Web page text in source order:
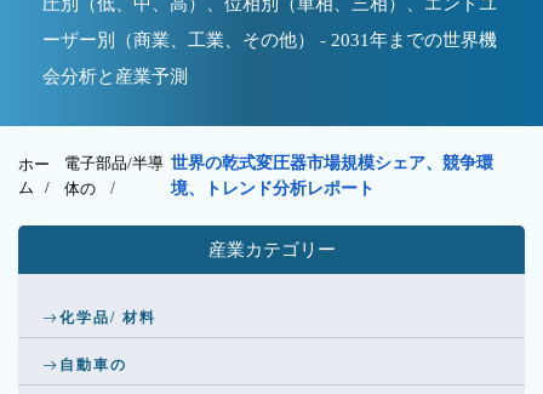
ーザー別（商業、工業、その他） - 2031年までの世界機
会分析と産業予測
ホー
ム /
電子部品/半導
体の /
世界の乾式変圧器市場規模シェア、競争環
境、トレンド分析レポート
産業カテゴリー
化学品/ 材料
自動車の